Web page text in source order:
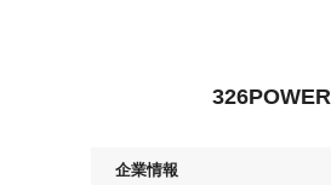
326POWER
企業情報